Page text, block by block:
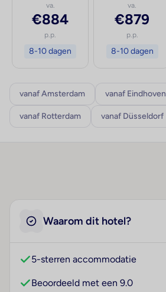
va.
€884
p.p.
8-10 dagen
va.
€879
p.p.
8-10 dagen
vanaf Amsterdam vanaf Eindhoven
vanaf Rotterdam vanaf Düsseldorf
Waarom dit hotel?
5-sterren accommodatie
Beoordeeld met een 9.0